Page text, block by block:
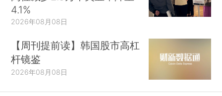
4.1%
2026年08月08日
【周刊提前读】韩国股市高杠
杆镜鉴
2026年08月08日